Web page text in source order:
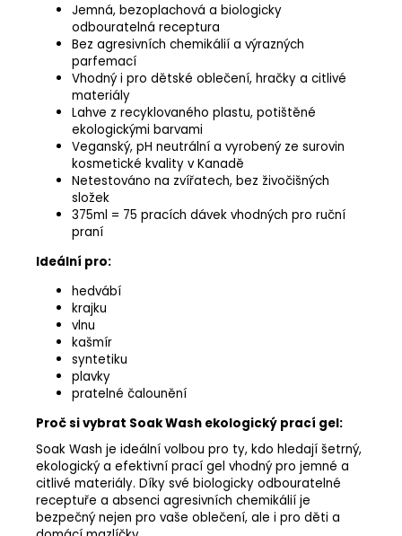
Jemná, bezoplachová a biologicky
odbouratelná receptura
Bez agresivních chemikálií a výrazných
parfemací
Vhodný i pro dětské oblečení, hračky a citlivé
materiály
Lahve z recyklovaného plastu, potištěné
ekologickými barvami
Veganský, pH neutrální a vyrobený ze surovin
kosmetické kvality v Kanadě
Netestováno na zvířatech, bez živočišných
složek
375ml = 75 pracích dávek vhodných pro ruční
praní
Ideální pro:
hedvábí
krajku
vlnu
kašmír
syntetiku
plavky
pratelné čalounění
Proč si vybrat Soak Wash ekologický prací gel:
Soak Wash je ideální volbou pro ty, kdo hledají šetrný,
ekologický a efektivní prací gel vhodný pro jemné a
citlivé materiály. Díky své biologicky odbouratelné
receptuře a absenci agresivních chemikálií je
bezpečný nejen pro vaše oblečení, ale i pro děti a